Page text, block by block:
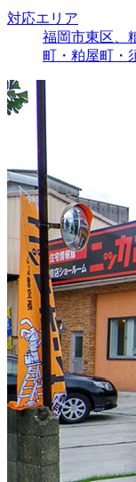
対応エリア
福岡市東区、
町・粕屋町・